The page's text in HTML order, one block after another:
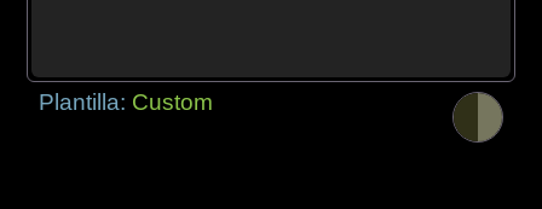
Plantilla: Custom